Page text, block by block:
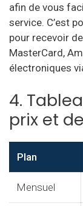
afin de vous
service. C’est
pour recevoir
MasterCard,
électroniques
4.
prix et
Plan
Mensuel